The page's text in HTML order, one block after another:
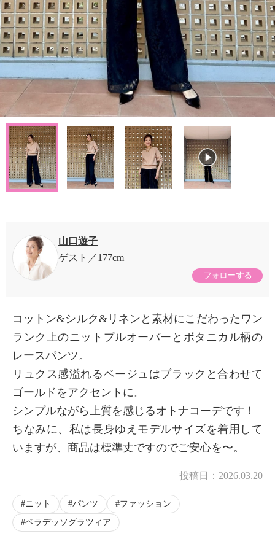
山口遊子
ゲスト
177cm
フォローする
コットン&シルク&リネンと素材にこだわったワン
ランク上のニットプルオーバーとボタニカル柄の
レースパンツ。
リュクス感溢れるベージュはブラックと合わせて
ゴールドをアクセントに。
シンプルながら上質を感じるオトナコーデです！
ちなみに、私は長身ゆえモデルサイズを着用して
いますが、商品は標準丈ですのでご安心を〜。
投稿日： 2026.03.20
ニット パンツ
ファッション
ベラデッソグラツィア